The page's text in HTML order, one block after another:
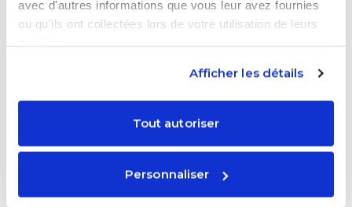
avec d'autres informations que vous leur avez fournies
ou qu'ils ont collectées lors de votre utilisation de leurs
Afficher les détails
Tout autoriser
Personnaliser
SES et Maths de préférence
envisage de faire un BTS Banque,il est fortement
d’économie (marchés, rôle des banques,
comportement des consommateurs…), de
sociologie (comprendre les clients, la société) et